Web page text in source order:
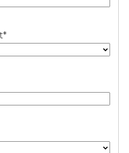
*